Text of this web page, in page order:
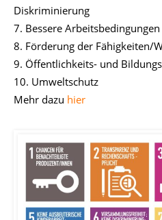
Diskriminierung
7. Bessere Arbeitsbedingungen
8. Förderung der Fähigkeiten/
9. Öffentlichkeits- und
10. Umweltschutz
Mehr dazu hier